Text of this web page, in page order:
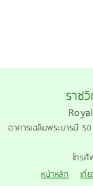
ราช
อาคารเฉลิมพระบารมี
โทร
หน้าหลัก
เกี่